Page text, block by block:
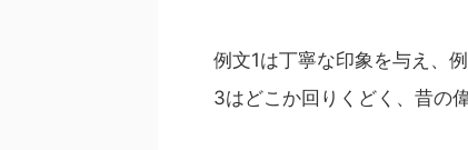
例文1は丁寧な印象を与え、
3はどこか回りくどく、昔の